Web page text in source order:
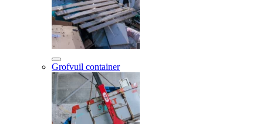
Grofvuil container